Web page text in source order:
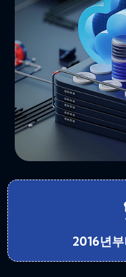
2016년